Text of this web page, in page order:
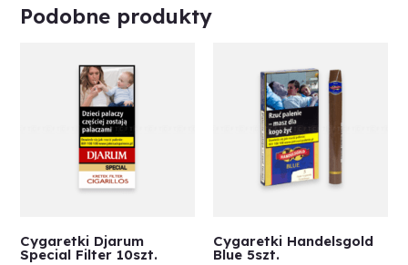
Podobne produkty
Cygaretki Djarum
Special Filter 10szt.
Cygaretki Handelsgold
Blue 5szt.